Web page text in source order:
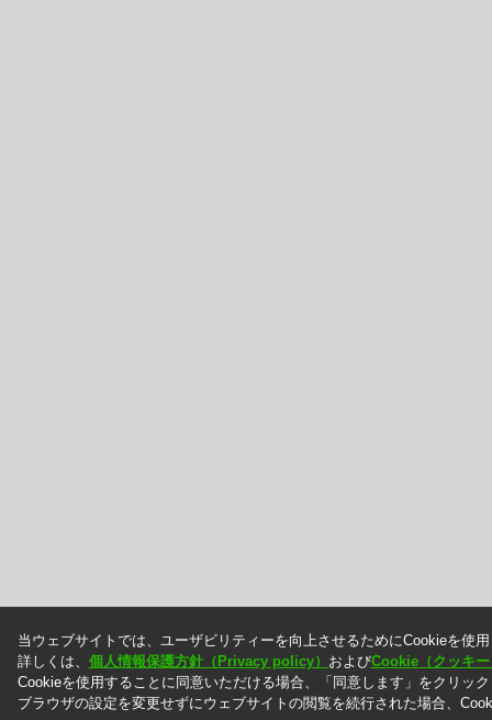
当ウェブサイトでは、ユーザビリティーを向上させるためにCookieを使
詳しくは、 個人情報保護方針（Privacy policy） およびCookie（クッキ
Cookieを使用することに同意いただける場合、「同意します」をクリッ
ブラウザの設定を変更せずにウェブサイトの閲覧を続行された場合、